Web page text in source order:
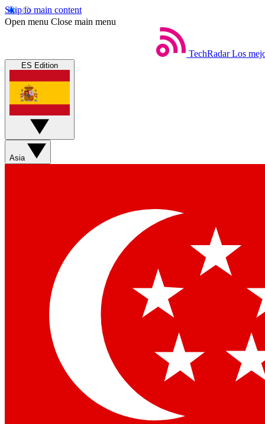
Skip to main content
Open menu Close main menu
TechRadar Los
ES Edition
Asia